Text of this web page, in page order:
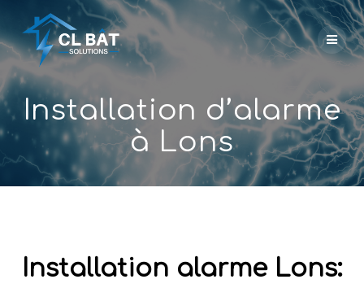
Installation d’alarme
à Lons
Installation alarme Lons: